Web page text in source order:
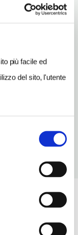
più facile ed
del sito, l'utente